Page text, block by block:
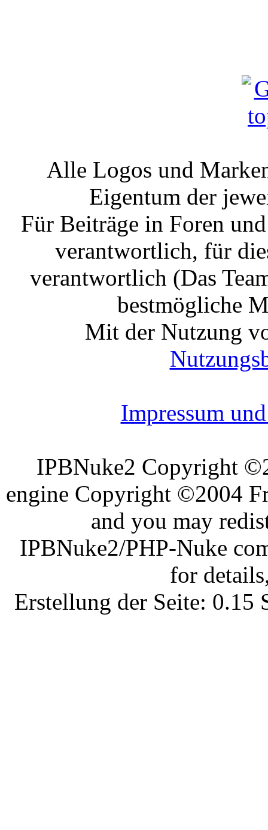
Alle Logos und
Eigentum der
Für Beiträge in Foren
verantwortlich, für
verantwortlich (Das
bestmögliche
Mit der Nutzung
Impressum
IPBNuke2 Copyright
engine Copyright ©2004
and you may
IPBNuke2/PHP-Nuke
for
Erstellung der Seite: 0.15